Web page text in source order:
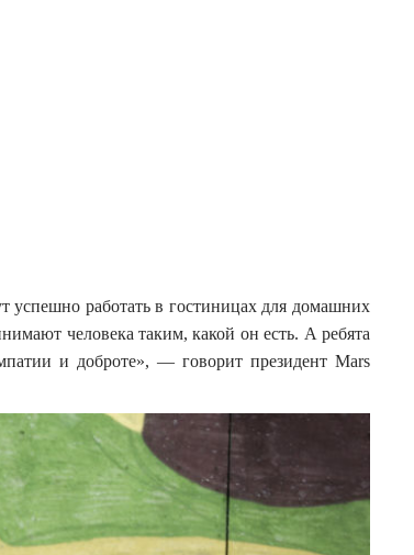
успешно работать в гостиницах для домашних
человека таким, какой он есть. А ребята
и доброте», — говорит президент Mars